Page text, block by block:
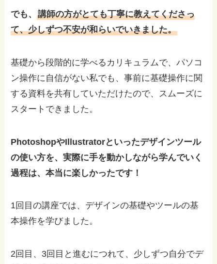
でも、講師の方がとても丁寧に教えてくださっ
て、少しずつ不安が和らいでいきました。
基礎から段階的に学べるカリキュラムで、パソコ
ン操作に自信がない私でも、事前に基礎操作に関
する資料を共有していただけたので、スムーズに
スタートできました。
PhotoshopやIllustratorといったデザインツール
の使い方を、実際に手を動かしながら学んでいく
過程は、本当に楽しかったです！
1回目の講座では、デザインの基礎やツールの基
本操作を学びました。
2回目、3回目と進むにつれて、少しずつ自分でデ